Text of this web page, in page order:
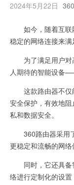
2024年5月22日
如今，随着互联
稳定的网络连接来满
为了满足用户对
人期待的智能设备
这款路由器不仅
安全保护，有效地
私和数据安全。
360路由器采用了
更稳定和流畅的网络
同时，它还具备
络进行定制化的设置